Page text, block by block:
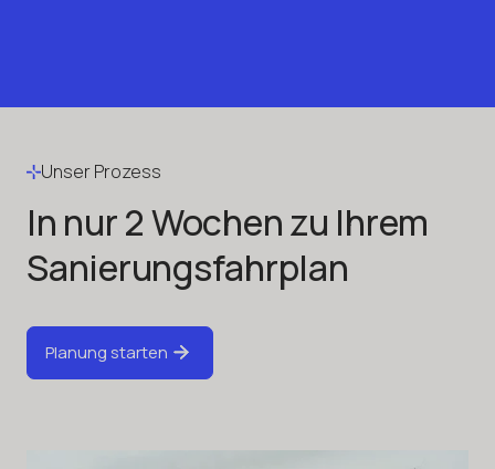
Unser Prozess
In nur 2 Wochen zu Ihrem
Sanierungsfahrplan
Planung starten